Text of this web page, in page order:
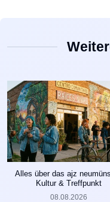
Alles über das ajz
Kultur & Treffpunkt
08.08.2026